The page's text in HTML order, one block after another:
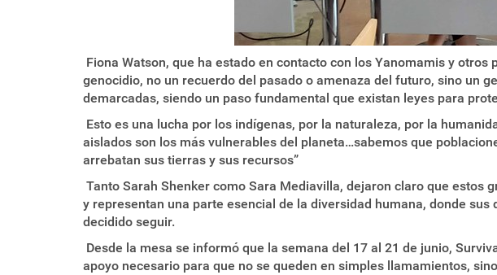
Fiona Watson, que ha estado en contacto con los Yanomamis y
genocidio, no un recuerdo del pasado o amenaza del futuro, sino un
demarcadas, siendo un paso fundamental que existan leyes para
Esto es una lucha por los indígenas, por la naturaleza, por la
aislados son los más vulnerables del planeta…sabemos que
arrebatan sus tierras y sus recursos”
Tanto Sarah Shenker como Sara Mediavilla, dejaron claro que
y representan una parte esencial de la diversidad humana, donde
decidido seguir.
Desde la mesa se informó que la semana del 17 al 21 de junio,
apoyo necesario para que no se queden en simples llamamientos,